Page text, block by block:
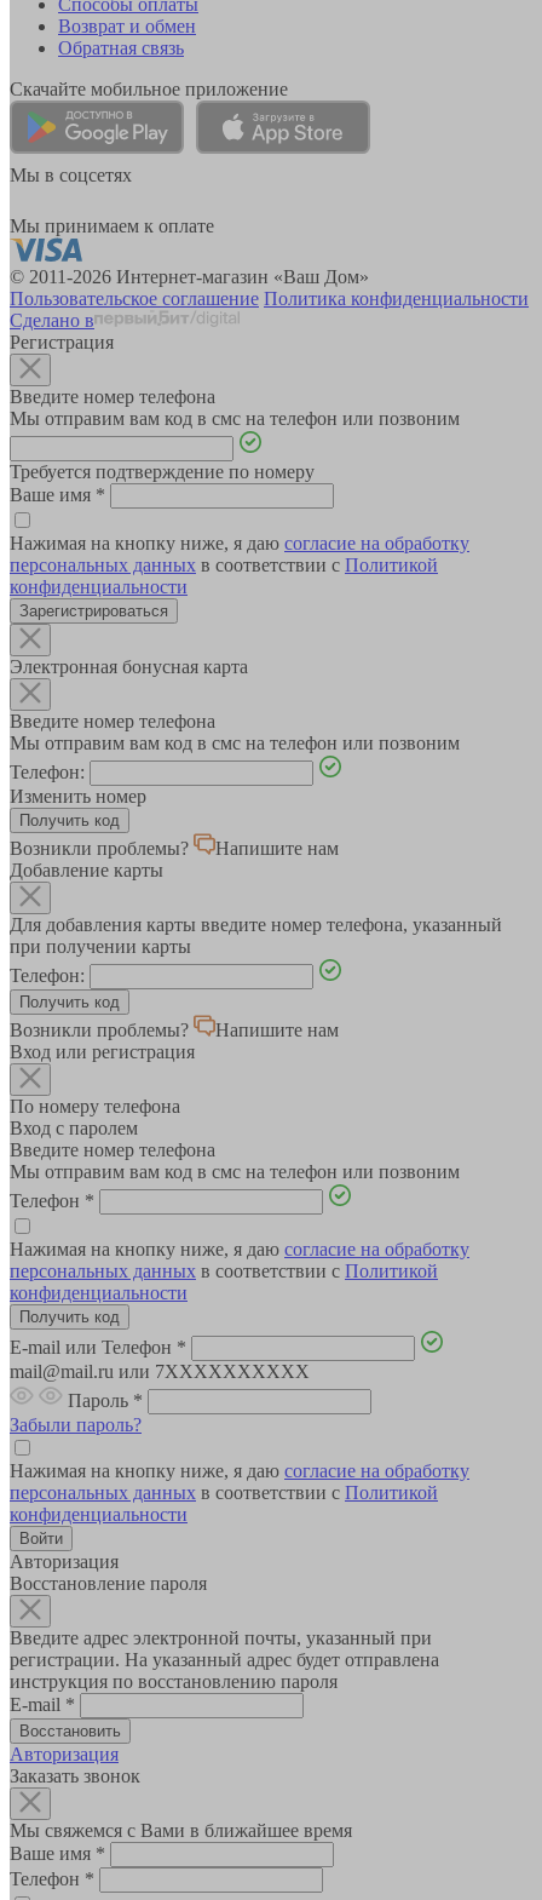
Возврат и обмен
Обратная связь
Скачайте мобильное приложение
Мы в соцсетях
Мы принимаем к оплате
© 2011-2026 Интернет-магазин «Ваш Дом»
Пользовательское соглашение Политика конфиденциальности
Сделано в
Регистрация
Введите номер телефона
Мы отправим вам код в смс на телефон или позвоним
Требуется подтверждение по номеру
Ваше имя *
Нажимая на кнопку ниже, я даю согласие на обработку
персональных данных в соответствии с Политикой
конфиденциальности
Зарегистрироваться
Электронная бонусная карта
Введите номер телефона
Мы отправим вам код в смс на телефон или позвоним
Телефон:
Изменить номер
Возникли проблемы?
Напишите нам
Добавление карты
Для добавления карты введите номер телефона, указанный
при получении карты
Телефон:
Возникли проблемы?
Напишите нам
Вход или регистрация
По номеру телефона
Вход с паролем
Введите номер телефона
Мы отправим вам код в смс на телефон или позвоним
Телефон *
Нажимая на кнопку ниже, я даю согласие на обработку
персональных данных в соответствии с Политикой
конфиденциальности
E-mail или Телефон *
mail@mail.ru или 7XXXXXXXXXX
Пароль *
Забыли пароль?
Нажимая на кнопку ниже, я даю согласие на обработку
персональных данных в соответствии с Политикой
конфиденциальности
Авторизация
Восстановление пароля
Введите адрес электронной почты, указанный при
регистрации. На указанный адрес будет отправлена
инструкция по восстановлению пароля
E-mail *
Авторизация
Заказать звонок
Мы свяжемся с Вами в ближайшее время
Ваше имя *
Телефон *